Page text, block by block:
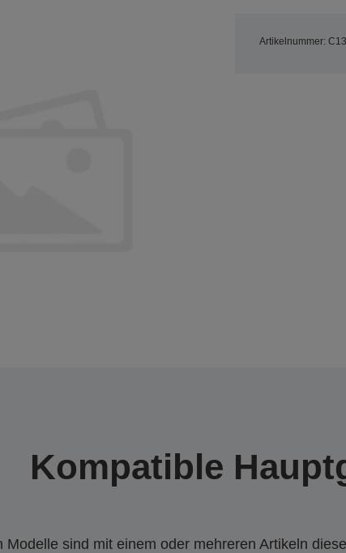
Artikelnummer:
Kompatible
Modelle sind mit einem oder mehreren Artikeln